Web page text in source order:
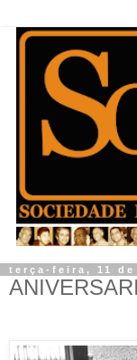
terça-feira, 11 de